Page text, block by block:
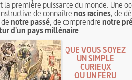
la première puissance du monde. Une
de connaîtrenos racines, de
denotre passé, de comprendrenotre
d'un pays millénaire
QUE VOUS SOYEZ
UN SIMPLE
CURIEUX
OU UN FÉRU